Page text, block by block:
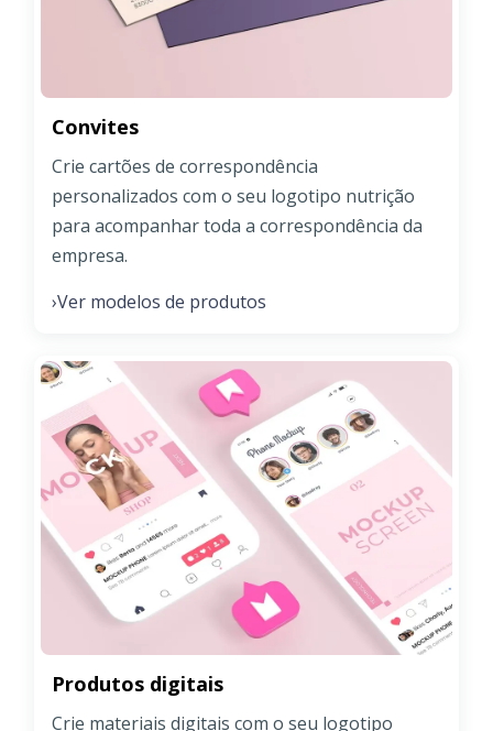
Convites
Crie cartões de correspondência
personalizados com o seu logotipo nutrição
para acompanhar toda a correspondência da
empresa.
›Ver modelos de produtos
Produtos digitais
Crie materiais digitais com o seu logotipo